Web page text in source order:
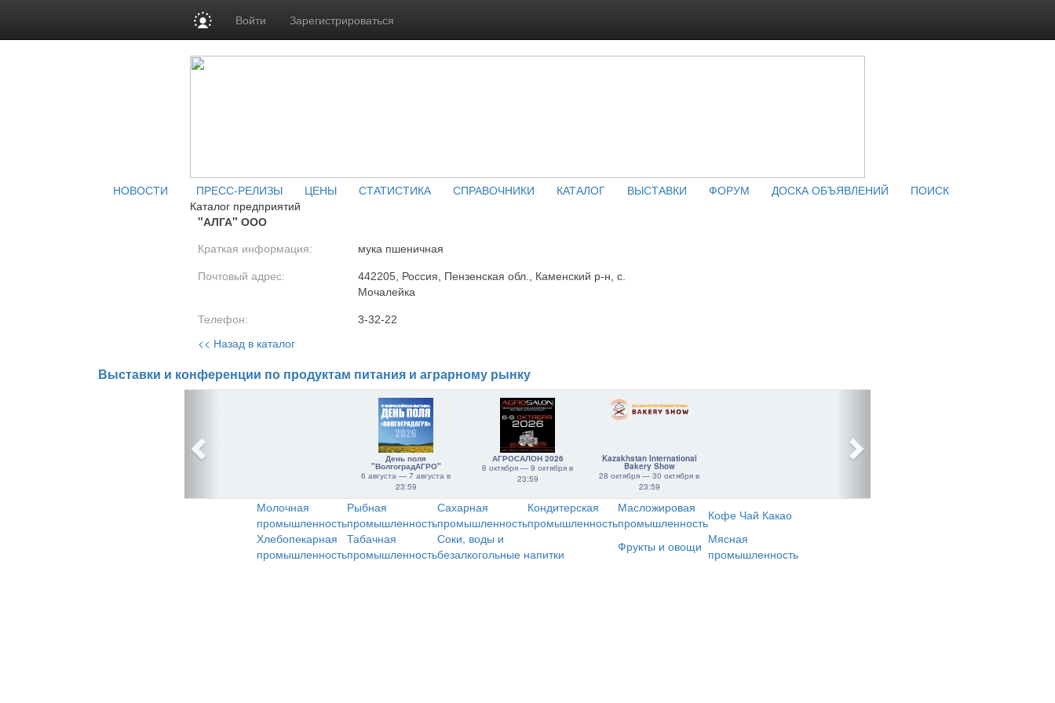
Войти Зарегистрироваться
НОВОСТИ ПРЕСС-РЕЛИЗЫ ЦЕНЫ СТАТИСТИКА СПРАВОЧНИКИ КАТАЛОГ ВЫСТАВКИ ФОРУМ ДОСКА ОБЪЯВЛЕНИЙ
ПОИСК
Каталог предприятий
"АЛГА" ООО
Краткая информация: мука пшеничная
Почтовый адрес:
442205, Россия, Пензенская обл., Каменский р-н, с.
Мочалейка
Телефон: 3-32-22
<< Назад в каталог
Выставки и конференции по продуктам питания и аграрному рынку
День поля
"ВолгоградАГРО"
6 августа — 7 августа в
23:59
АГРОСАЛОН 2026
6 октября — 9 октября в
23:59
Kazakhstan International
Bakery Show
28 октября — 30 октября в
23:59
Молочная
промышленность
Рыбная
промышленность
Сахарная
промышленность
Кондитерская
промышленность
Масложировая
промышленностьКофе Чай Какао
Хлебопекарная
промышленность
Табачная
промышленность
Соки, воды и
безалкогольные напитки
Фрукты и овощи Мясная
промышленность